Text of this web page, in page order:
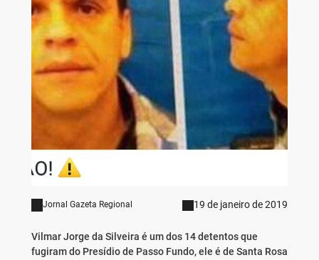
Jornal Gazeta Regional 19 de janeiro de 2019
Vilmar Jorge da Silveira é um dos 14 detentos que
fugiram do Presídio de Passo Fundo, ele é de Santa Rosa